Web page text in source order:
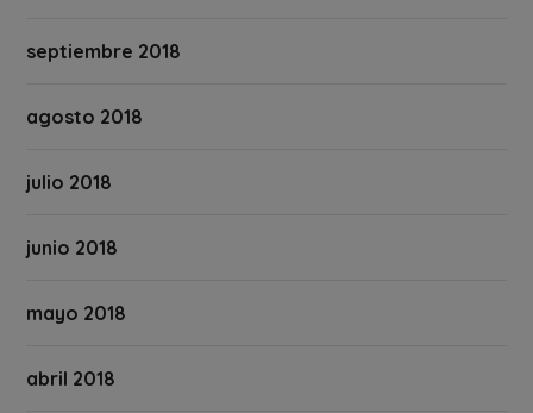
septiembre 2018
agosto 2018
julio 2018
junio 2018
mayo 2018
abril 2018